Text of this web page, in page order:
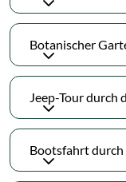
Botanischer
Jeep-Tour durch
Bootsfahrt